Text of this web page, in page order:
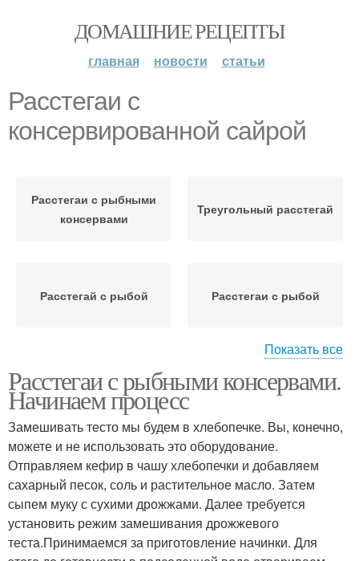
ДОМАШНИЕ РЕЦЕПТЫ
главная новости статьи
Расстегаи с
консервированной сайрой
Расстегаи с рыбными
консервами
Треугольный расстегай
Расстегай с рыбой Расстегаи с рыбой
Расстегаи с рыбным
фаршем
Расстегай с
консервированной
Быстрые расстегаи Расстегай с сайрой
Слойки с сайрой Домашние расстегаи
Показать все
Расстегаи с рыбными консервами.
Начинаем процесс
Замешивать тесто мы будем в хлебопечке. Вы, конечно,
можете и не использовать это оборудование.
Отправляем кефир в чашу хлебопечки и добавляем
сахарный песок, соль и растительное масло. Затем
сыпем муку с сухими дрожжами. Далее требуется
установить режим замешивания дрожжевого
теста.Принимаемся за приготовление начинки. Для